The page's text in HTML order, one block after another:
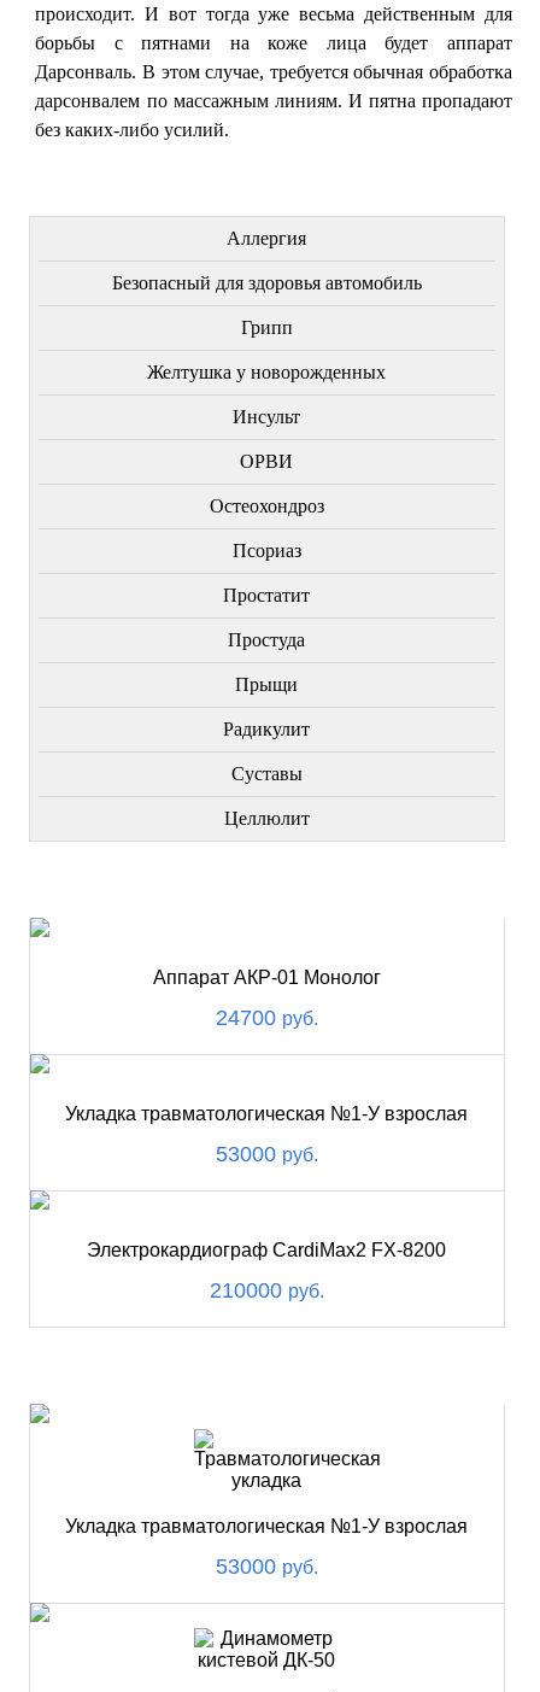
происходит. И вот тогда уже весьма действенным для
борьбы с пятнами на коже лица будет аппарат
Дарсонваль. В этом случае, требуется обычная обработка
дарсонвалем по массажным линиям. И пятна пропадают
без каких-либо усилий.
Аллергия
Безопасный для здоровья автомобиль
Грипп
Желтушка у новорожденных
Инсульт
ОРВИ
Остеохондроз
Пcориаз
Простатит
Простуда
Прыщи
Радикулит
Суставы
Целлюлит
Аппарат АКР-01 Монолог
24700 руб.
Укладка травматологическая №1-У взрослая
53000 руб.
Электрокардиограф CardiMax2 FX-8200
210000 руб.
Укладка травматологическая №1-У взрослая
53000 руб.